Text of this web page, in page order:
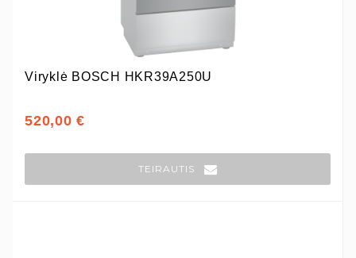
Viryklė BOSCH HKR39A250U
520,00 €
TEIRAUTIS